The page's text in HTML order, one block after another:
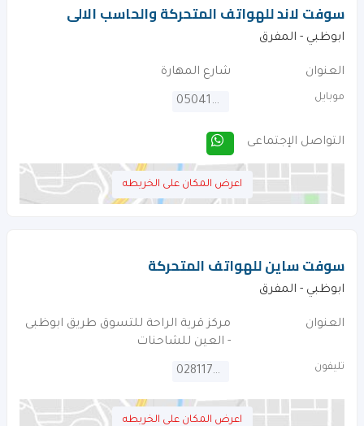
سوفت لاند للهواتف المتحركة والحاسب الالى
ابوظبي - المفرق
العنوان شارع المهارة
موبايل 0504191100
التواصل الإجتماعى
اعرض المكان على الخريطه
سوفت ساين للهواتف المتحركة
ابوظبي - المفرق
العنوان
مركز قرية الراحة للتسوق طريق ابوظبى
- العين للشاحنات
تليفون 028117424
اعرض المكان على الخريطه